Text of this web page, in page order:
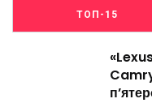
ТОП-15